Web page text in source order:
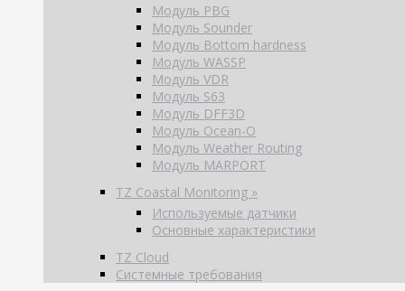
Модуль PBG
Модуль Sounder
Модуль Bottom hardness
Модуль WASSP
Модуль VDR
Модуль S63
Модуль DFF3D
Модуль Ocean-O
Модуль Weather Routing
Модуль MARPORT
TZ Coastal Monitoring »
Используемые датчики
Основные характеристики
TZ Cloud
Системные требования